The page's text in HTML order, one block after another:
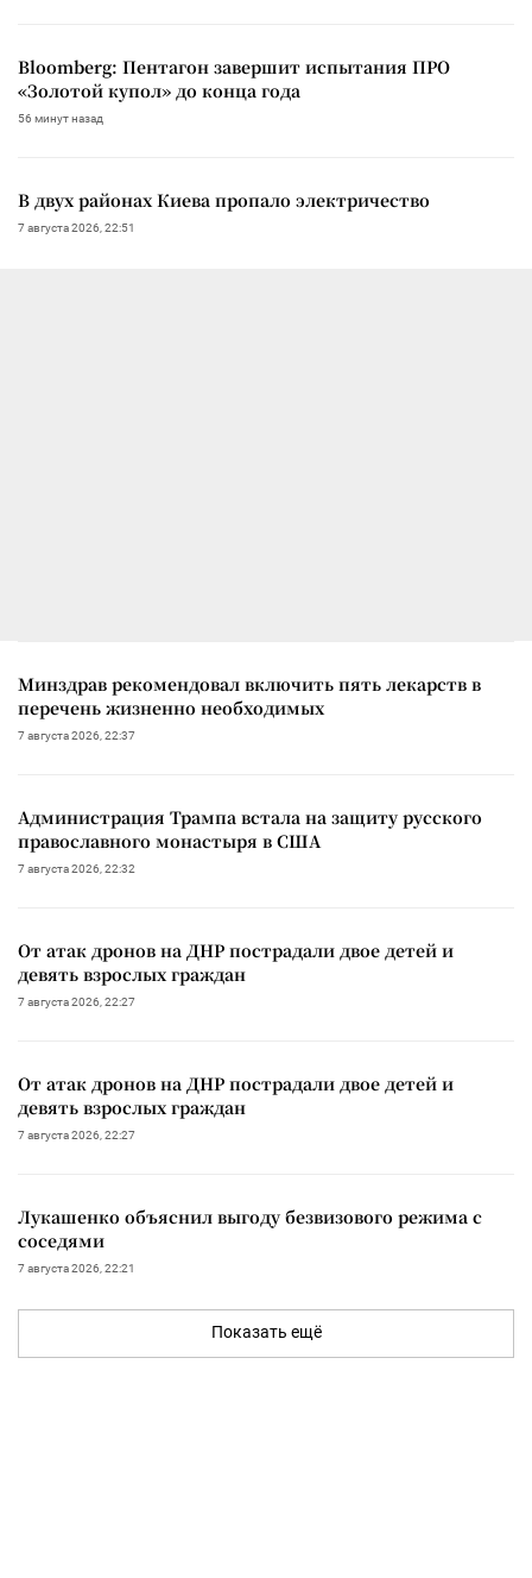
Bloomberg: Пентагон завершит испытания ПРО
«Золотой купол» до конца года
56 минут назад
В двух районах Киева пропало электричество
7 августа 2026, 22:51
Минздрав рекомендовал включить пять лекарств в
перечень жизненно необходимых
7 августа 2026, 22:37
Администрация Трампа встала на защиту русского
православного монастыря в США
7 августа 2026, 22:32
От атак дронов на ДНР пострадали двое детей и
девять взрослых граждан
7 августа 2026, 22:27
От атак дронов на ДНР пострадали двое детей и
девять взрослых граждан
7 августа 2026, 22:27
Лукашенко объяснил выгоду безвизового режима с
соседями
7 августа 2026, 22:21
Показать ещё